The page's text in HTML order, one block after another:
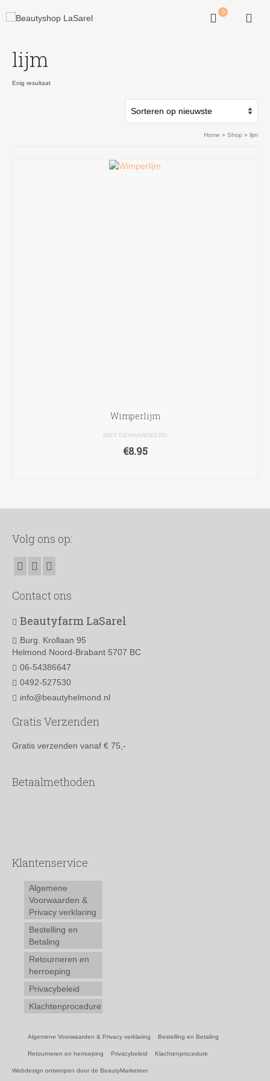
0
lijm
Enig resultaat
Home » Shop » lijm
Wimperlijm
NIET GEWAARDEERD
€8.95
heeft
Volg ons op:
Contact ons
Beautyfarm LaSarel
Burg. Krollaan 95
Helmond Noord-Brabant 5707 BC
06-54386647
0492-527530
info@beautyhelmond.nl
Gratis Verzenden
Gratis verzenden vanaf € 75,-
Betaalmethoden
Klantenservice
Algemene
Voorwaarden &
Privacy verklaring
Bestelling en
Betaling
Retourneren en
herroeping
Privacybeleid
Klachtenprocedure
Algemene Voorwaarden & Privacy verklaring Bestelling en Betaling
Retourneren en herroeping Privacybeleid Klachtenprocedure
Webdesign ontworpen door de BeautyMarketeer